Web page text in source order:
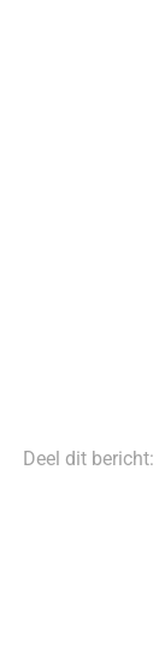
Deel dit bericht: